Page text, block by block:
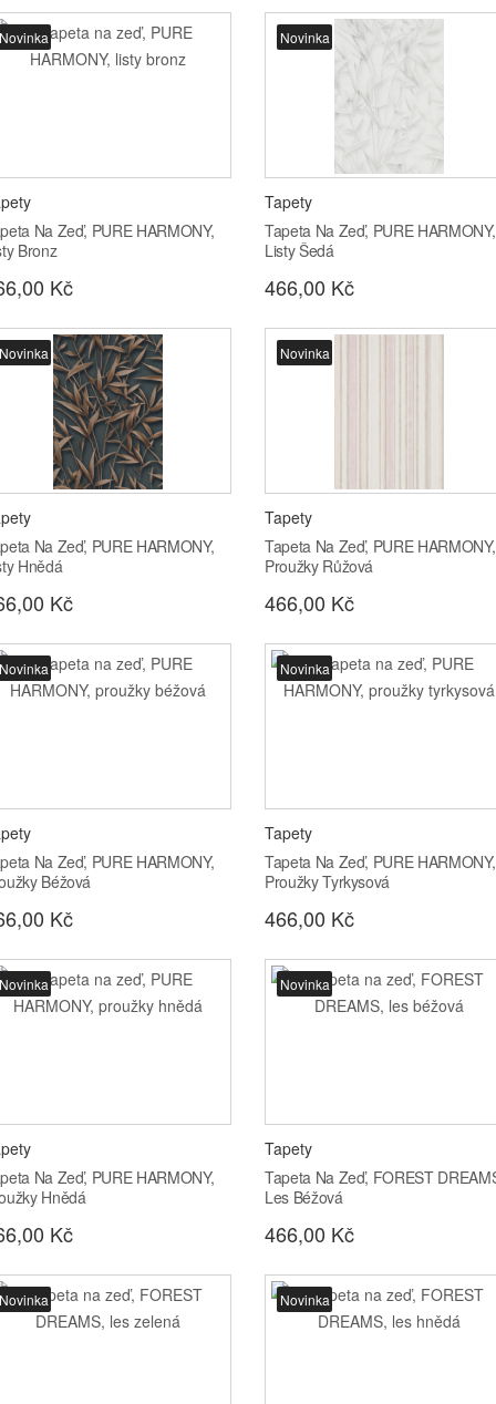
Na Zeď, PURE HARMONY,
Bronz
Kč
Novinka
Tapety
Tapeta Na Zeď, PURE HARMONY,
Listy Šedá
466,00 Kč
Na Zeď, PURE HARMONY,
Hnědá
Kč
Novinka
Tapety
Tapeta Na Zeď, PURE HARMONY,
Proužky Růžová
466,00 Kč
Na Zeď, PURE HARMONY,
Béžová
Kč
Novinka
Tapety
Tapeta Na Zeď, PURE HARMONY,
Proužky Tyrkysová
466,00 Kč
Na Zeď, PURE HARMONY,
Hnědá
Kč
Novinka
Tapety
Tapeta Na Zeď, FOREST
Les Béžová
466,00 Kč
Novinka